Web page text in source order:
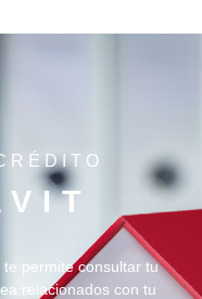
te permite consultar tu
relacionados con tu